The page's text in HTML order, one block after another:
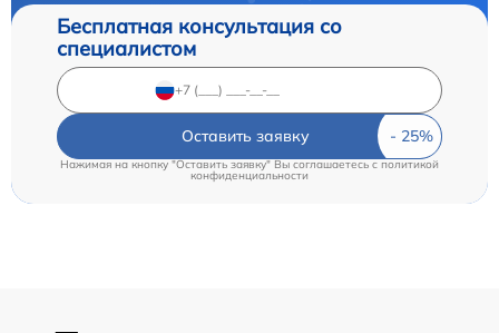
Бесплатная консультация со
специалистом
Оставить заявку
Нажимая на кнопку "Оставить заявку" Вы соглашаетесь cполитикой
конфиденциальности